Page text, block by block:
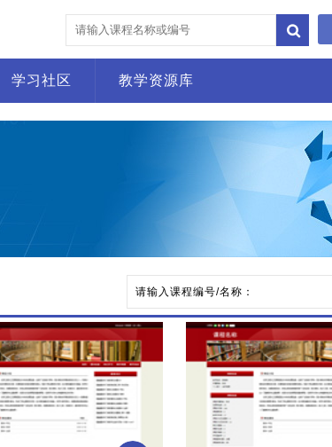
学习社区 教学资源库
请输入课程编号/名称：